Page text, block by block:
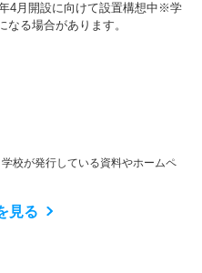
4月開設に向けて設置構想中※学
る場合があります。
校が発行している資料やホームペ
見る